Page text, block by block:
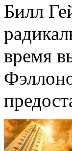
Билл
время